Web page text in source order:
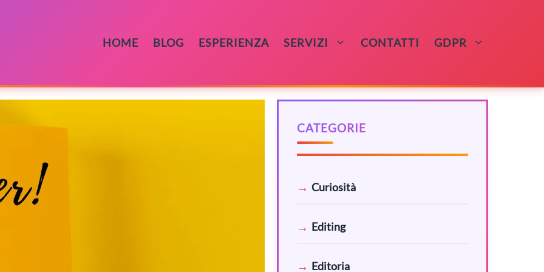
HOME BLOG ESPERIENZA SERVIZI CONTATTI GDPR
CATEGORIE
Curiosità
Editing
Editoria